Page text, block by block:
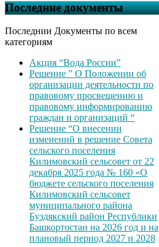
Последние документы
Последнии Документы по всем
категориям
Акция “Вода России”
Решение ” О Положении об
организации деятельности по
правовому просвещению и
правовому информированию
граждан и организаций “
Решение “О внесении
изменений в решение Совета
сельского поселения
Килимовский сельсовет от 22
декабря 2025 года № 160 «О
бюджете сельского поселения
Килимовский сельсовет
муниципального района
Буздякский район Республики
Башкортостан на 2026 год и на
плановый период 2027 и 2028